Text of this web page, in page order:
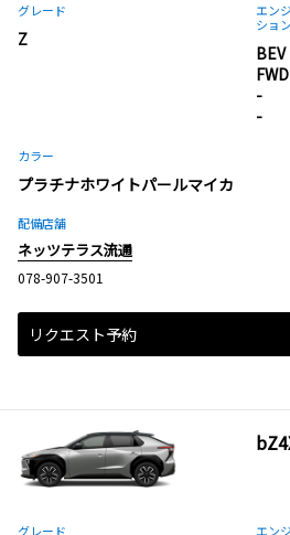
グレード
Z
エン
ション
BEV
FWD
-
-
カラー
プラチナホワイトパールマイカ
配備店舗
ネッツテラス流通
078-907-3501
リクエスト予約
グレード エン